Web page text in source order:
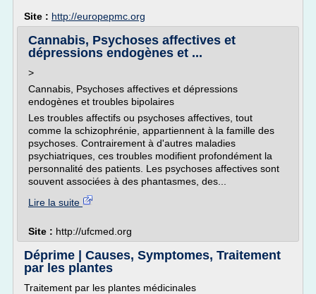
Site : http://europepmc.org
Cannabis, Psychoses affectives et
dépressions endogènes et ...
>
Cannabis, Psychoses affectives et dépressions
endogènes et troubles bipolaires
Les troubles affectifs ou psychoses affectives, tout
comme la schizophrénie, appartiennent à la famille des
psychoses. Contrairement à d'autres maladies
psychiatriques, ces troubles modifient profondément la
personnalité des patients. Les psychoses affectives sont
souvent associées à des phantasmes, des...
Lire la suite
Site : http://ufcmed.org
Déprime | Causes, Symptomes, Traitement
par les plantes
Traitement par les plantes médicinales